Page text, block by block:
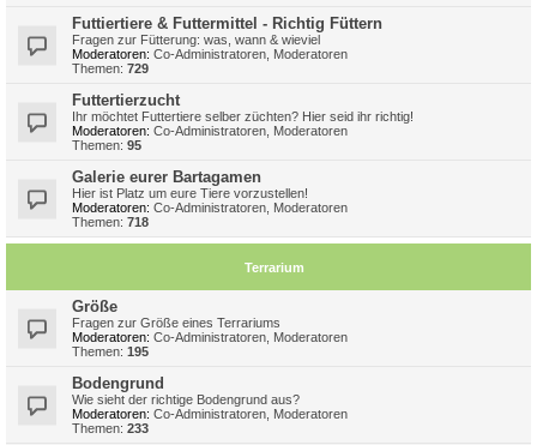
Futtiertiere & Futtermittel - Richtig Füttern
Fragen zur Fütterung: was, wann & wieviel
Moderatoren: Co-Administratoren Moderatoren
Themen: 729
Futtertierzucht
Ihr möchtet Futtertiere selber züchten? Hier seid ihr richtig!
Moderatoren: Co-Administratoren Moderatoren
Themen: 95
Galerie eurer Bartagamen
Hier ist Platz um eure Tiere vorzustellen!
Moderatoren: Co-Administratoren Moderatoren
Themen: 718
Terrarium
Größe
Fragen zur Größe eines Terrariums
Moderatoren: Co-Administratoren Moderatoren
Themen: 195
Bodengrund
Wie sieht der richtige Bodengrund aus?
Moderatoren: Co-Administratoren Moderatoren
Themen: 233